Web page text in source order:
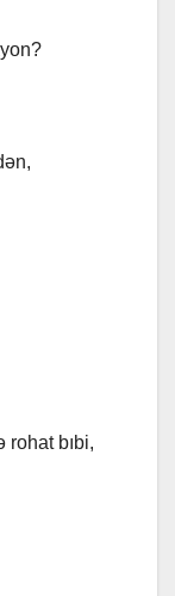
rohat bıbi,